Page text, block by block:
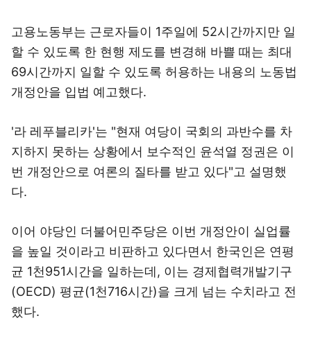
고용노동부는 근로자들이 1주일에 52시간까지만 일
할 수 있도록 한 현행 제도를 변경해 바쁠 때는 최대
69시간까지 일할 수 있도록 허용하는 내용의 노동법
개정안을 입법 예고했다.
'라 레푸블리카'는 "현재 여당이 국회의 과반수를 차
지하지 못하는 상황에서 보수적인 윤석열 정권은 이
번 개정안으로 여론의 질타를 받고 있다"고 설명했
다.
이어 야당인 더불어민주당은 이번 개정안이 실업률
을 높일 것이라고 비판하고 있다면서 한국인은 연평
균 1천951시간을 일하는데, 이는 경제협력개발기구
(OECD) 평균(1천716시간)을 크게 넘는 수치라고 전
했다.